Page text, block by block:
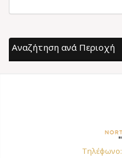
Αναζήτηση ανά Περιοχή
Τηλέφωνο: